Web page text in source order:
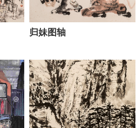
归妹图轴